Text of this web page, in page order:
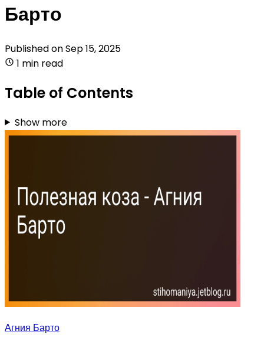
Барто
Published onSep 15, 2025
1 min read
Table of Contents
Show more
Агния Барто